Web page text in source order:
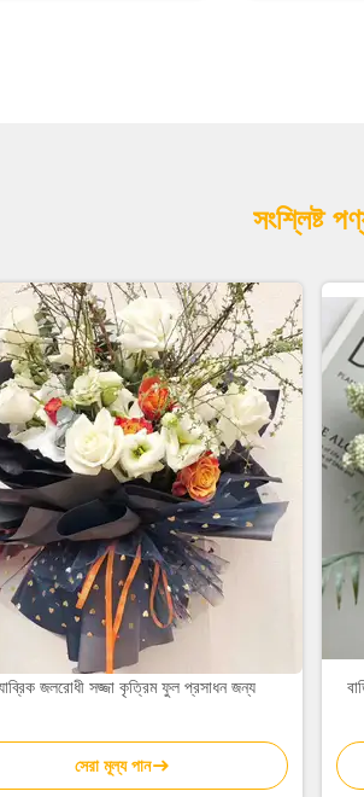
সংশ্লিষ্ট
জলরোধী সজ্জা কৃত্রিম ফুল প্রসাধন জন্য
সেরা মূল্য পান